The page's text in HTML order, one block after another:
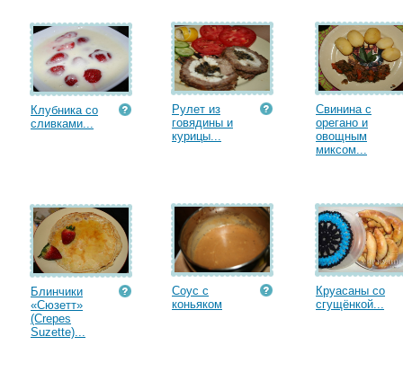
Клубника со
сливками...
Рулет из
говядины и
курицы...
Свинина с
орегано и
овощным
миксом...
Блинчики
«Сюзетт»
(Crepes
Suzette)...
Соус с
коньяком
Круасаны со
сгущёнкой...